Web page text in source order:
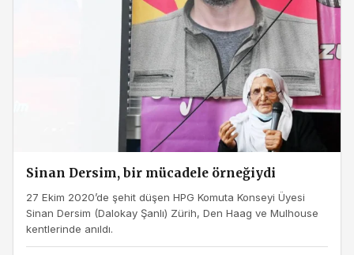
Sinan Dersim, bir mücadele örneğiydi
27 Ekim 2020’de şehit düşen HPG Komuta Konseyi Üyesi
Sinan Dersim (Dalokay Şanlı) Zürih, Den Haag ve Mulhouse
kentlerinde anıldı.